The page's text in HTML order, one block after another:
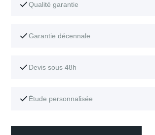
Qualité garantie
Garantie décennale
Devis sous 48h
Étude personnalisée